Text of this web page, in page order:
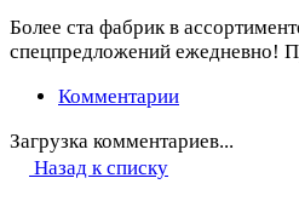
Более ста фабрик в
спецпредложений ежедневно!
Комментарии
Загрузка комментариев...
Назад к списку